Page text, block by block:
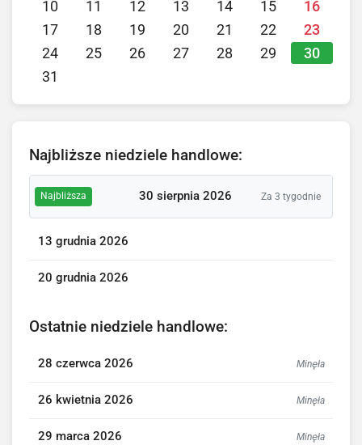
10
11 12 13 14 15
16
17
18 19 20 21 22
23
24
25 26 27 28 29 30
31
Najbliższe niedziele handlowe:
Najbliższa 30 sierpnia 2026 Za 3 tygodnie
13 grudnia 2026
20 grudnia 2026
Ostatnie niedziele handlowe:
28 czerwca 2026 Minęła
26 kwietnia 2026 Minęła
29 marca 2026 Minęła